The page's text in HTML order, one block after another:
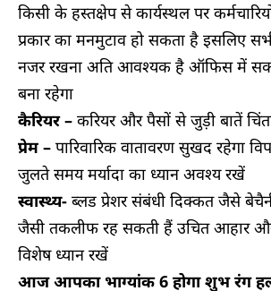
किसी के हस्तक्षेप से कार्यस्थल पर
प्रकार का मनमुटाव हो सकता है इसलिए
नजर रखना अति आवश्यक है ऑफिस में
बना रहेगा
कैरियर – करियर और पैसों से जुड़ी बातें
प्रेम – पारिवारिक वातावरण सुखद रहेगा
जुलते समय मर्यादा का ध्यान अवश्य रखें
स्वास्थ्य- ब्लड प्रेशर संबंधी दिक्कत जैसे
जैसी तकलीफ रह सकती हैं उचित आहार
विशेष ध्यान रखें
आज आपका भाग्यांक 6 होगा शुभ रंग